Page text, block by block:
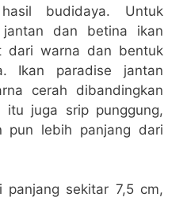
budidaya. Untuk
jantan dan betina ikan
dari warna dan bentuk
Ikan paradise jantan
cerah dibandingkan
itu juga srip punggung,
pun lebih panjang dari
panjang sekitar 7,5 cm,